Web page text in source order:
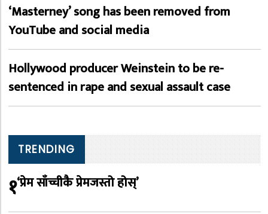
‘Masterney’ song has been removed from
YouTube and social media
Hollywood producer Weinstein to be re-
sentenced in rape and sexual assault case
TRENDING
१‘प्रेम साँच्चीकै प्रेमजस्तो होस्’